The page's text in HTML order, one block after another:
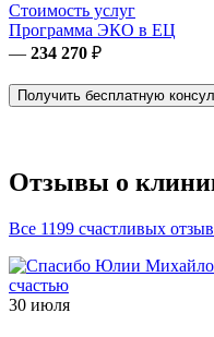
Стоимость услуг
Программа ЭКО в ЕЦ
— 234 270 ₽
Получить бесплатную
Отзывы о
Все 1199 счастливых
30 июля